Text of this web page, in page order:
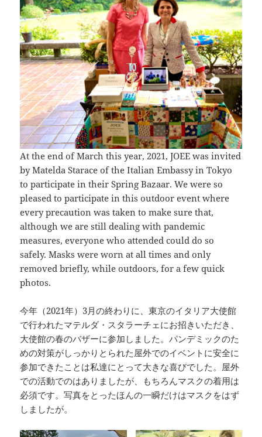
At the end of March this year, 2021, JOEE was invited
by Matelda Starace of the Italian Embassy in Tokyo
to participate in their Spring Bazaar. We were so
pleased to participate in this outdoor event where
every precaution was taken to make sure that,
although we are still dealing with pandemic
measures, everyone who attended could do so
safely. Masks were worn at all times and only
removed briefly, while outdoors, for a few quick
photos.
今年（2021年）3月の終わりに、東京のイタリア大使館
で行われたマテルダ・スタラーチェにお招きいただき、
大使館の春のバザーに参加しました。パンデミックのた
めの対策がしっかりとられた屋外でのイベントに安全に
参加できたことは私達にとって大きな喜びでした。屋外
での活動でのはありましたが、もちろんマスクの着用は
必須です。写真をとったほんの一瞬だけはマスクをはず
しましたが。